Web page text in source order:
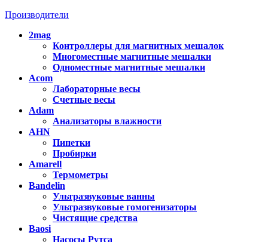
Производители
2mag
Контроллеры для магнитных мешалок
Многоместные магнитные мешалки
Одноместные магнитные мешалки
Acom
Лабораторные весы
Счетные весы
Adam
Анализаторы влажности
AHN
Пипетки
Пробирки
Amarell
Термометры
Bandelin
Ультразвуковые ванны
Ультразвуковые гомогенизаторы
Чистящие средства
Baosi
Насосы Рутса